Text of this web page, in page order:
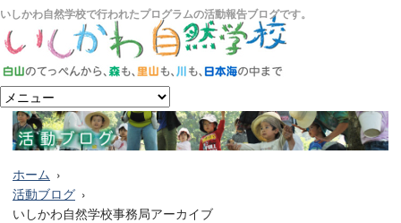
いしかわ自然学校で行われたプログラムの活動報告ブログです。
ホーム
活動ブログ
いしかわ自然学校事務局アーカイブ